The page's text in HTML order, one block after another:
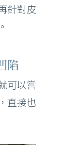
針對皮
陷
可以嘗
直接也